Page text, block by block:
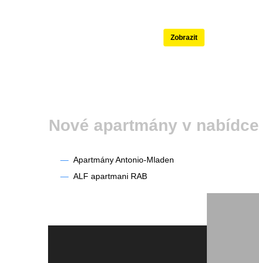
Zobrazit
Nové apartmány v nabídce
— Apartmány Antonio-Mladen
— ALF apartmani RAB